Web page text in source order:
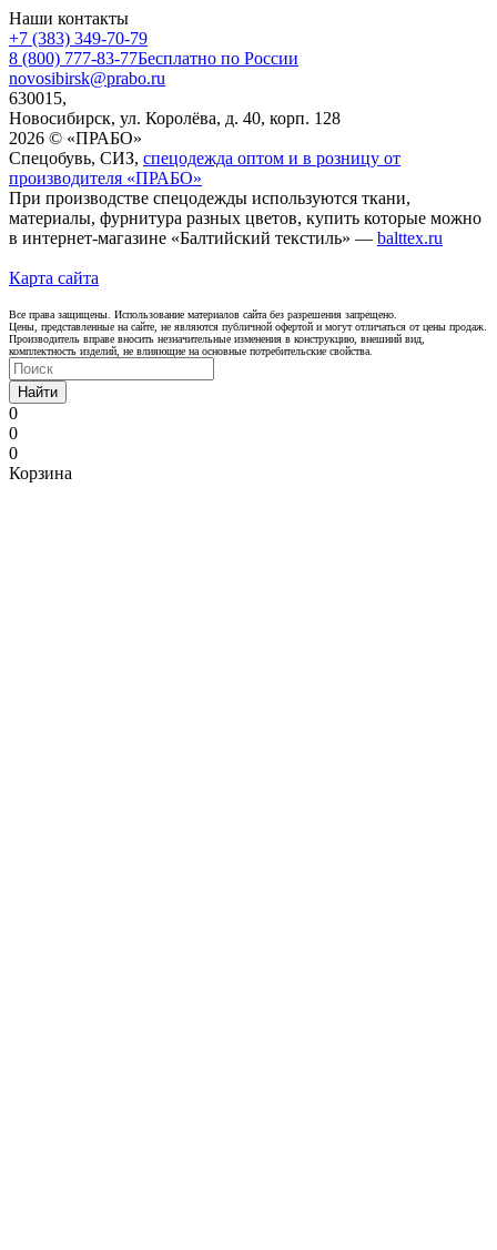
Наши контакты
+7 (383) 349-70-79
8 (800) 777-83-77Бесплатно по России
novosibirsk@prabo.ru
630015,
Новосибирск, ул. Королёва, д. 40, корп. 128
2026 © «ПРАБО»
Спецобувь, СИЗ, спецодежда оптом и в розницу от
производителя «ПРАБО»
При производстве спецодежды используются ткани,
материалы, фурнитура разных цветов, купить которые можно
в интернет-магазине «Балтийский текстиль» — balttex.ru
Карта сайта
Все права защищены. Использование материалов сайта без разрешения запрещено.
Цены, представленные на сайте, не являются публичной офертой и могут отличаться от цены продаж.
Производитель вправе вносить незначительные изменения в конструкцию, внешний вид,
комплектность изделий, не влияющие на основные потребительские свойства.
Найти
0
0
0
Корзина